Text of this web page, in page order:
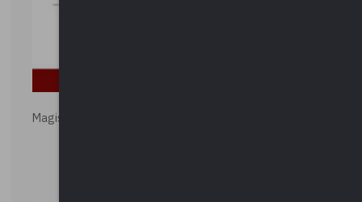
Magistratura e Costituzione. Le ragioni del SÌ e del NO